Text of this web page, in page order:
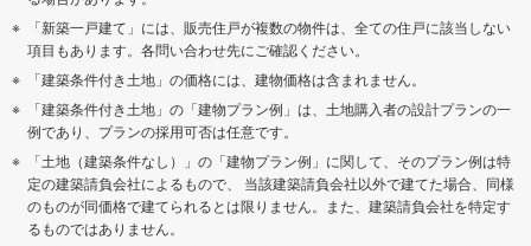
「新築一戸建て」には、販売住戸が複数の物件は、全ての住戸に該当しない
項目もあります。各問い合わせ先にご確認ください。
「建築条件付き土地」の価格には、建物価格は含まれません。
「建築条件付き土地」の「建物プラン例」は、土地購入者の設計プランの一
例であり、プランの採用可否は任意です。
「土地（建築条件なし）」の「建物プラン例」に関して、そのプラン例は特
定の建築請負会社によるもので、 当該建築請負会社以外で建てた場合、同様
のものが同価格で建てられるとは限りません。また、建築請負会社を特定す
るものではありません。